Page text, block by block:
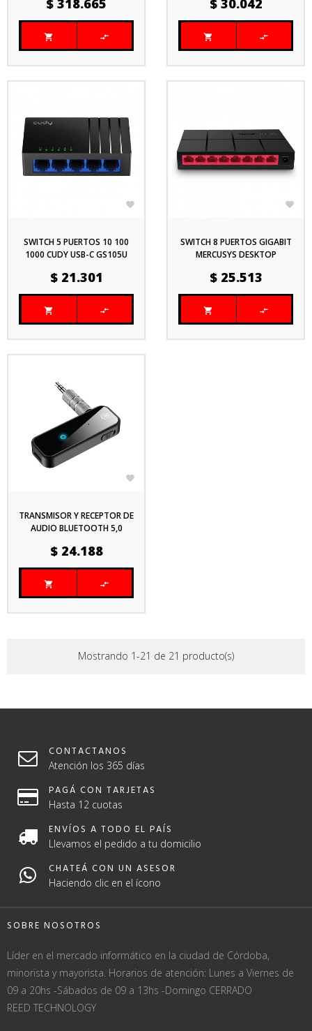
POE+ 1
$ 318.665
 
$ 30.042
 

SWITCH 5 PUERTOS 10 100
1000 CUDY USB-C GS105U
Precio
$ 21.301
 

SWITCH 8 PUERTOS GIGABIT
MERCUSYS DESKTOP
Precio
$ 25.513
 

TRANSMISOR Y RECEPTOR DE
AUDIO BLUETOOTH 5,0
TV CON AURICULARES BT
Precio
$ 24.188
 
Mostrando 1-21 de 21 producto(s)
CONTACTANOS
Atención los 365 días
PAGÁ CON TARJETAS
Hasta 12 cuotas
ENVÍOS A TODO EL PAÍS
Llevamos el pedido a tu domicilio
CHATEÁ CON UN ASESOR
Haciendo clic en el ícono
SOBRE NOSOTROS
Líder en el mercado informático en la ciudad de Córdoba,
minorista y mayorista. Horarios de atención: Lunes a Viernes de
09 a 20hs -Sábados de 09 a 13hs -Domingo CERRADO
REED TECHNOLOGY